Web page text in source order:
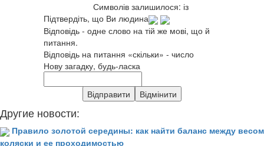
Символів залишилося: із
Підтвердіть, що Ви людина
Відповідь - одне слово на тій же мові, що й
питання.
Відповідь на питання «скільки» - число
Нову загадку, будь-ласка
Другие новости:
Правило золотой середины: как найти баланс между весом
коляски и ее проходимостью